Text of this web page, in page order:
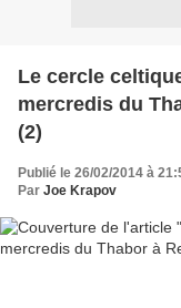
Le cercle
mercredis du
(2)
Publié le 26/02/2014 à
Par Joe Krapov